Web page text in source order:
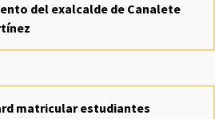
del exalcalde de Canalete
matricular estudiantes